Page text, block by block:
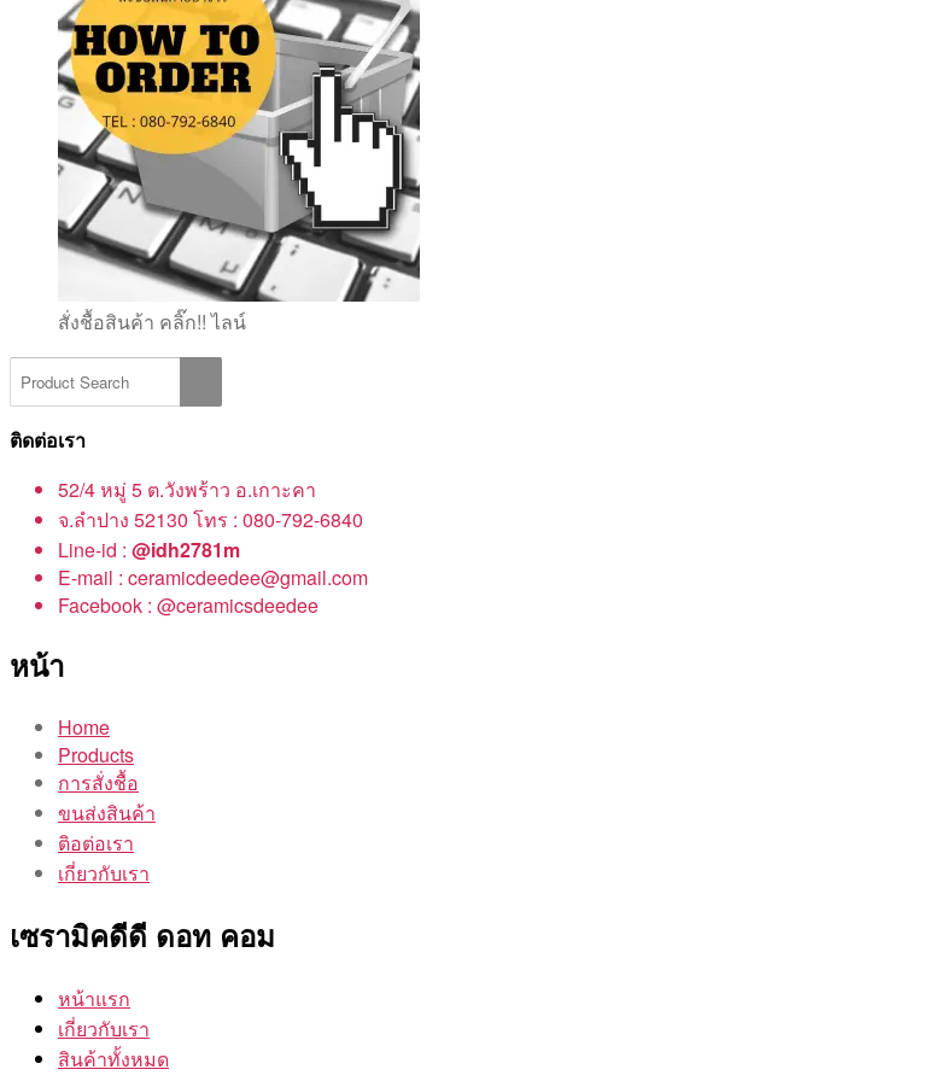
สั่งชื้อสินค้า คลิ๊ก!! ไลน์
ติดต่อเรา
52/4 หมู่ 5 ต.วังพร้าว อ.เกาะคา
จ.ลำปาง 52130 โทร : 080-792-6840
Line-id : @idh2781m
E-mail : ceramicdeedee@gmail.com
Facebook : @ceramicsdeedee
หน้า
Home
Products
การสั่งชื้อ
ขนส่งสินค้า
ติอต่อเรา
เกี่ยวกับเรา
เซรามิคดีดี ดอท คอม
หน้าแรก
เกี่ยวกับเรา
สินค้าทั้งหมด